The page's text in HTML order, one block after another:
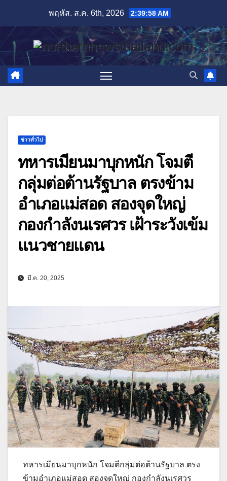
content
พฤหัส. ส.ค. 6th, 2026 2:39:59 AM
ข่าวทั่วไป
ทหารเมียนมาบุกหนัก โจมตี
กลุ่มต่อต้านรัฐบาล ตรงข้าม
อำเภอแม่สอด สองจุดใหญ่
กองกำลังนเรศวร เฝ้าระวังเข้ม
แนวชายแดน
มี.ค. 20, 2025
ทหารเมียนมาบุกหนัก โจมตีกลุ่มต่อต้านรัฐบาล ตรง
ข้ามอำเภอแม่สอด สองจุดใหญ่ กองกำลังนเรศวร